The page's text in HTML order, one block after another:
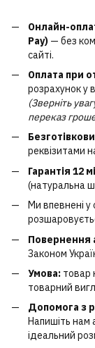
Онлайн-
Pay) — без
сайті.
Оплата при
розрахунок у
(Зверніть
переказ
реквізитами
Гарантія 12
(натуральна
Ми впевнені у
Повернення
Законом
Умова: товар
товарний
Допомога з
Напишіть нам
ідеальний